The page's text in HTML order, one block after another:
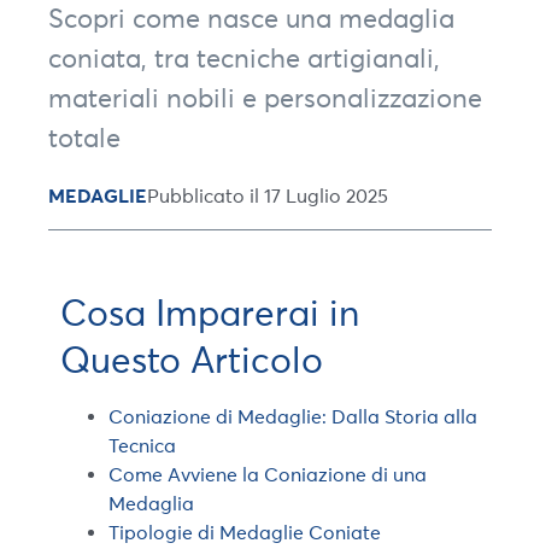
Scopri come nasce una medaglia
coniata, tra tecniche artigianali,
materiali nobili e personalizzazione
totale
MEDAGLIEPubblicato il 17 Luglio 2025
Cosa Imparerai in
Questo Articolo
Coniazione di Medaglie: Dalla Storia alla
Tecnica
Come Avviene la Coniazione di una
Medaglia
Tipologie di Medaglie Coniate